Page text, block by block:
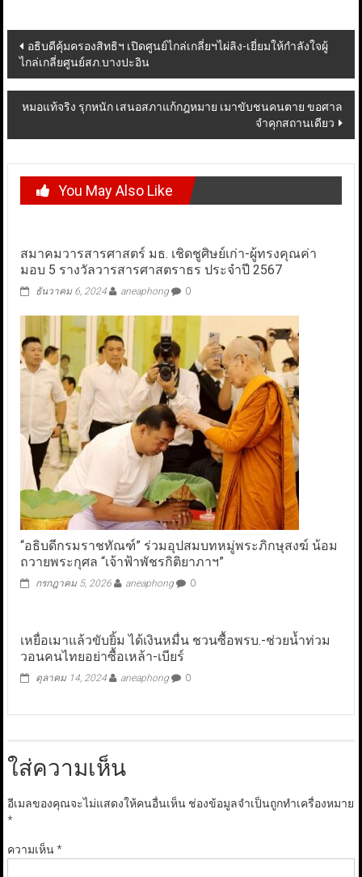
Post
navigation
อธิบดีคุ้มครองสิทธิฯ เปิดศูนย์ไกล่เกลี่ยฯไผ่ลิง-เยี่ยมให้กำลังใจผู้
ไกล่เกลี่ยศูนย์สภ.บางปะอิน
หมอแท้จริง รุกหนัก เสนอสภาแก้กฎหมาย เมาขับชนคนตาย ขอศาล
จำคุกสถานเดียว
You May Also Like
สมาคมวารสารศาสตร์ มธ. เชิดชูศิษย์เก่า-ผู้ทรงคุณค่า
มอบ 5 รางวัลวารสารศาสตราธร ประจำปี 2567
ธันวาคม 6, 2024 aneaphong 0
“อธิบดีกรมราชทัณฑ์” ร่วมอุปสมบทหมู่พระภิกษุสงฆ์ น้อม
ถวายพระกุศล “เจ้าฟ้าพัชรกิติยาภาฯ”
กรกฎาคม 5, 2026 aneaphong 0
เหยื่อเมาแล้วขับยิ้ม ได้เงินหมื่น ชวนซื้อพรบ.-ช่วยน้ำท่วม
วอนคนไทยอย่าซื้อเหล้า-เบียร์
ตุลาคม 14, 2024 aneaphong 0
ใส่ความเห็น
อีเมลของคุณจะไม่แสดงให้คนอื่นเห็น ช่องข้อมูลจำเป็นถูกทำเครื่องหมาย
*
ความเห็น*